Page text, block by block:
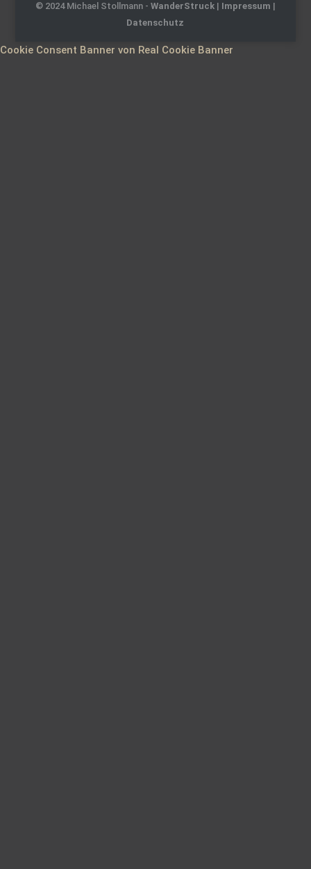
© 2024 Michael Stollmann - WanderStruck| Impressum |
Datenschutz
Cookie Consent Banner von Real Cookie Banner